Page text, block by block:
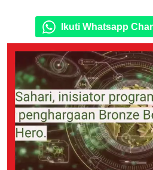
Ikuti Whatsapp